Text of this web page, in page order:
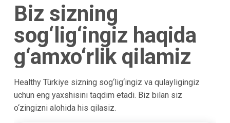
Biz sizning
sog‘lig‘ingiz haqida
g‘amxo‘rlik qilamiz
Healthy Türkiye sizning sog‘lig‘ingiz va qulayligingiz
uchun eng yaxshisini taqdim etadi. Biz bilan siz
o‘zingizni alohida his qilasiz.